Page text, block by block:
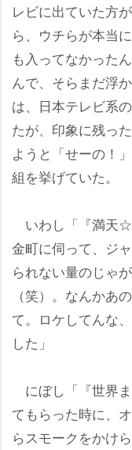
レビに出ていた方
ら、ウチらが本当
も入ってなかった
んで、そらまだ浮
は、日本テレビ系
たが、印象に残っ
ようと「せーの！
組を挙げていた。
いわし「『満天☆
金町に伺って、ジ
られない量のじゃ
（笑）。なんかあ
て。ロケしてんな
した」
にぼし「『世界
てもらった時に、
らスモークをかけ